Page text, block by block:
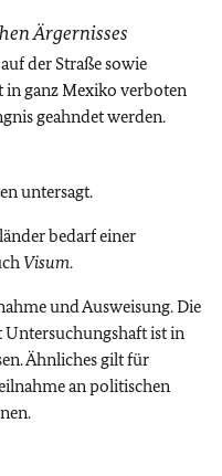
Ärgernisses
der Straße sowie
in ganz Mexiko verboten
geahndet werden.
untersagt.
bedarf einer
Visum.
und Ausweisung. Die
Untersuchungshaft ist in
Ähnliches gilt für
an politischen